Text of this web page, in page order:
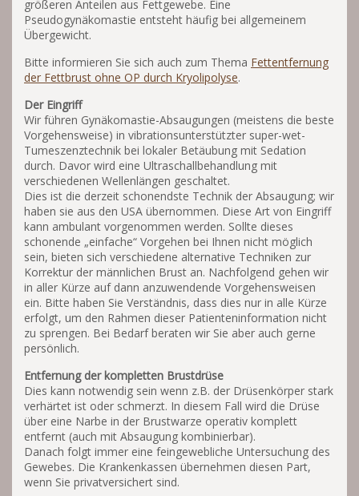
größeren Anteilen aus Fettgewebe. Eine
Pseudogynäkomastie entsteht häufig bei allgemeinem
Übergewicht.
Bitte informieren Sie sich auch zum Thema Fettentfernung
der Fettbrust ohne OP durch Kryolipolyse.
Der Eingriff
Wir führen Gynäkomastie-Absaugungen (meistens die beste
Vorgehensweise) in vibrationsunterstützter super-wet-
Tumeszenztechnik bei lokaler Betäubung mit Sedation
durch. Davor wird eine Ultraschallbehandlung mit
verschiedenen Wellenlängen geschaltet.
Dies ist die derzeit schonendste Technik der Absaugung; wir
haben sie aus den USA übernommen. Diese Art von Eingriff
kann ambulant vorgenommen werden. Sollte dieses
schonende „einfache“ Vorgehen bei Ihnen nicht möglich
sein, bieten sich verschiedene alternative Techniken zur
Korrektur der männlichen Brust an. Nachfolgend gehen wir
in aller Kürze auf dann anzuwendende Vorgehensweisen
ein. Bitte haben Sie Verständnis, dass dies nur in alle Kürze
erfolgt, um den Rahmen dieser Patienteninformation nicht
zu sprengen. Bei Bedarf beraten wir Sie aber auch gerne
persönlich.
Entfernung der kompletten Brustdrüse
Dies kann notwendig sein wenn z.B. der Drüsenkörper stark
verhärtet ist oder schmerzt. In diesem Fall wird die Drüse
über eine Narbe in der Brustwarze operativ komplett
entfernt (auch mit Absaugung kombinierbar).
Danach folgt immer eine feingewebliche Untersuchung des
Gewebes. Die Krankenkassen übernehmen diesen Part,
wenn Sie privatversichert sind.